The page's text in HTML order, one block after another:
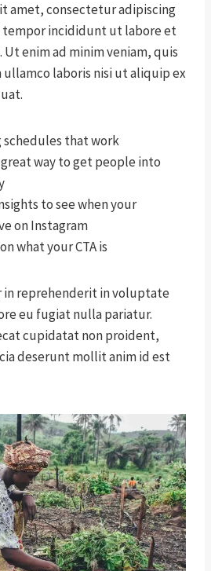
amet, consectetur adipiscing
tempor incididunt ut labore et
enim ad minim veniam, quis
laboris nisi ut aliquip ex
that work
great way to get people into
to see when your
on Instagram
what your CTA is
in reprehenderit in voluptate
eu fugiat nulla pariatur.
cupidatat non proident,
deserunt mollit anim id est